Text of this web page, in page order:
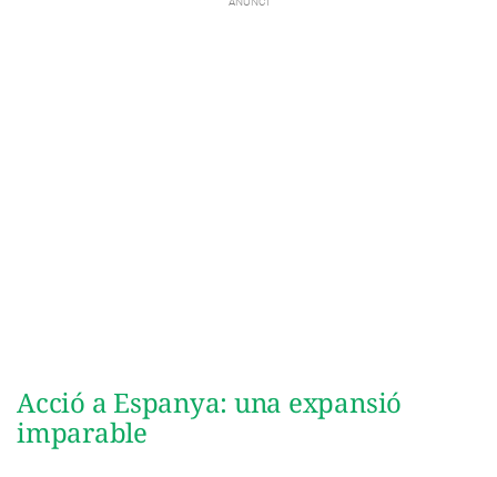
Acció a Espanya: una expansió
imparable